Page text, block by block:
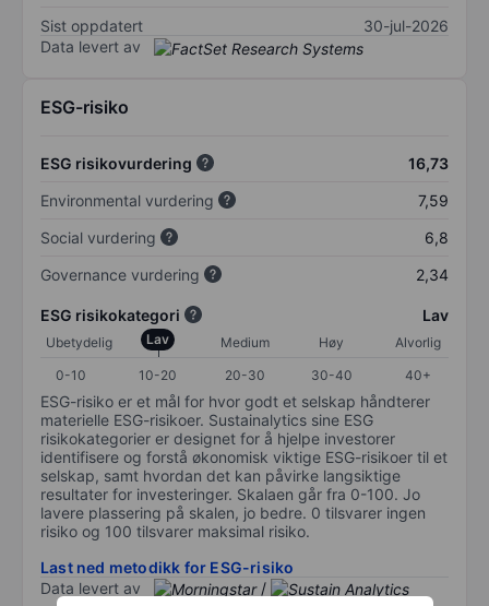
Sist oppdatert
30-jul-2026
Data levert av
ESG-risiko
ESG risikovurdering
16,73
Environmental vurdering
7,59
Social vurdering
6,8
Governance vurdering
2,34
ESG risikokategori Lav
Ubetydelig Lav Medium Høy
Alvorlig
0-10
10-20 20-30 30-40 40+
ESG-risiko er et mål for hvor godt et selskap håndterer
materielle ESG-risikoer. Sustainalytics sine ESG
risikokategorier er designet for å hjelpe investorer
identifisere og forstå økonomisk viktige ESG-risikoer til et
selskap, samt hvordan det kan påvirke langsiktige
resultater for investeringer. Skalaen går fra 0-100. Jo
lavere plassering på skalen, jo bedre. 0 tilsvarer ingen
risiko og 100 tilsvarer maksimal risiko.
Last ned metodikk for ESG-risiko
Data levert av
/